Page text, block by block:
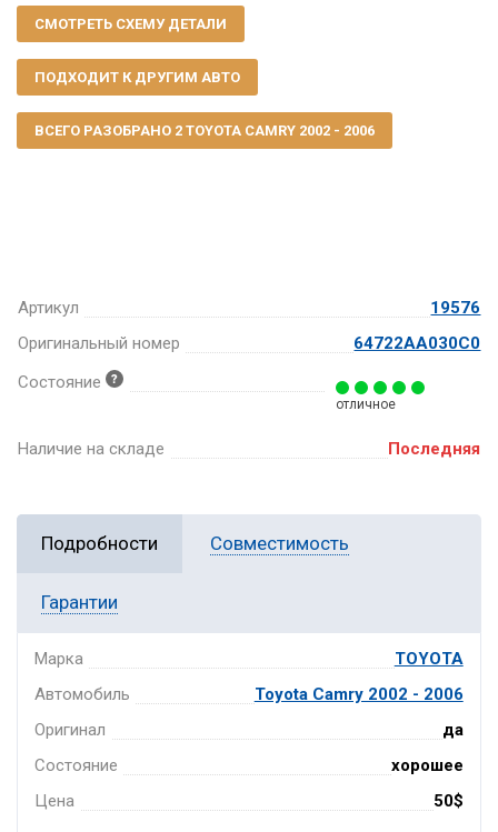
Артикул
19576
Оригинальный номер
64722AA030C0
Состояние
отличное
Наличие на складе Последняя
СМОТРЕТЬ СХЕМУ ДЕТАЛИ
ПОДХОДИТ К ДРУГИМ АВТО
ВСЕГО РАЗОБРАНО 2 TOYOTA CAMRY 2002 - 2006
Подробности Совместимость
Гарантии
Марка
TOYOTA
Автомобиль
Toyota Camry 2002 - 2006
Оригинал
да
Состояние
хорошее
Цена
50$